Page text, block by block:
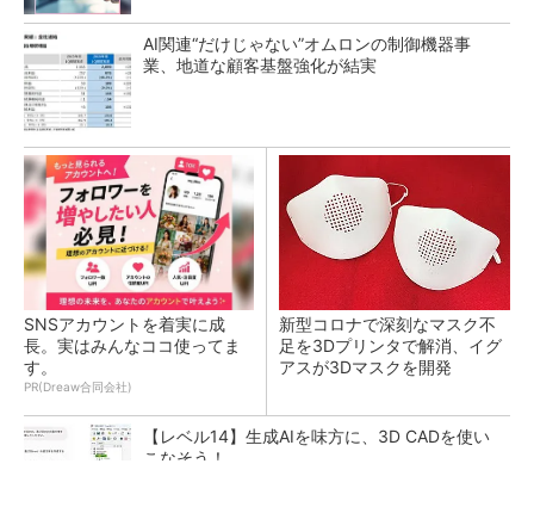
AI関連“だけじゃない”オムロンの制御機器事
業、地道な顧客基盤強化が結実
SNSアカウントを着実に成
長。実はみんなココ使ってま
す。
PR(Dreaw合同会社)
新型コロナで深刻なマスク不
足を3Dプリンタで解消、イグ
アスが3Dマスクを開発
【レベル14】生成AIを味方に、3D CADを使い
こなそう！